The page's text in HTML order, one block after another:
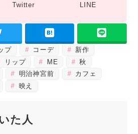
Twitter LINE
プ コーデ
新作
リップ ME
秋
明治神宮前
カフェ
映え
た人